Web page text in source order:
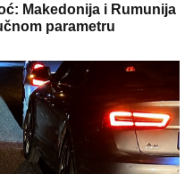
Makedonija i Rumunija
parametru